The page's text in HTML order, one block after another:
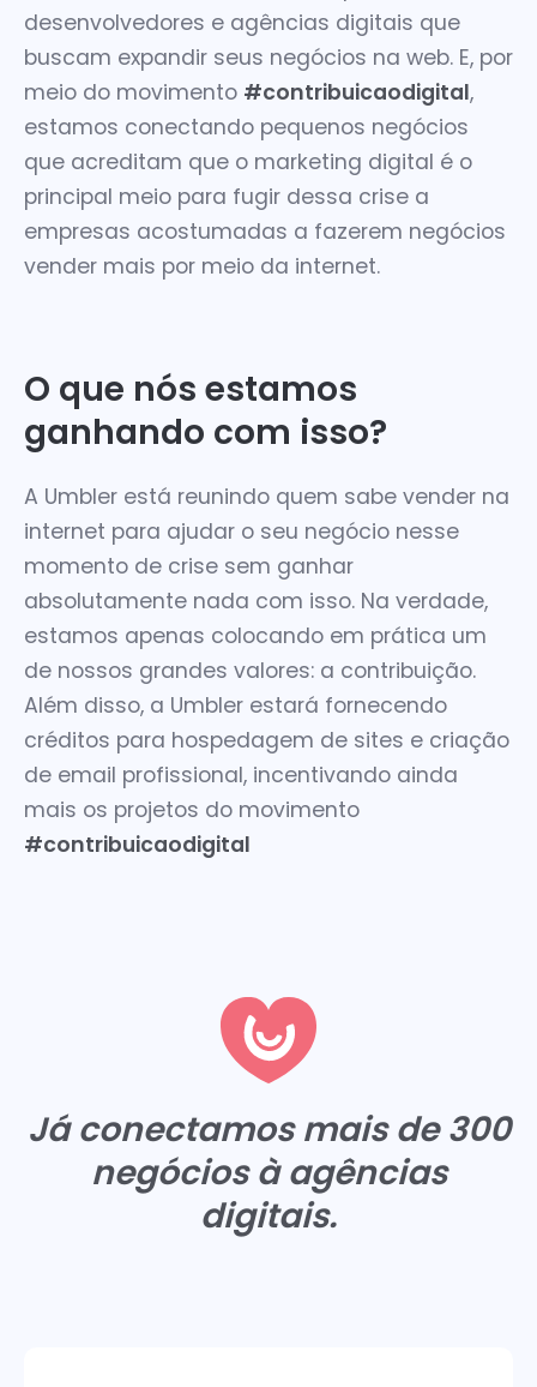
desenvolvedores e agências digitais que
buscam expandir seus negócios na web. E, por
meio do movimento #contribuicaodigital,
estamos conectando pequenos negócios
que acreditam que o marketing digital é o
principal meio para fugir dessa crise a
empresas acostumadas a fazerem negócios
vender mais por meio da internet.
O que nós estamos
ganhando com isso?
A Umbler está reunindo quem sabe vender na
internet para ajudar o seu negócio nesse
momento de crise sem ganhar
absolutamente nada com isso. Na verdade,
estamos apenas colocando em prática um
de nossos grandes valores: a contribuição.
Além disso, a Umbler estará fornecendo
créditos para hospedagem de sites e criação
de email profissional, incentivando ainda
mais os projetos do movimento
#contribuicaodigital
Já conectamos mais de300
negócios à agências
digitais.